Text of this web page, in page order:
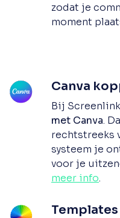
zodat je
moment
Canva
Bij
met Canva.
rechtstreeks
systeem je
voor je
meer info.